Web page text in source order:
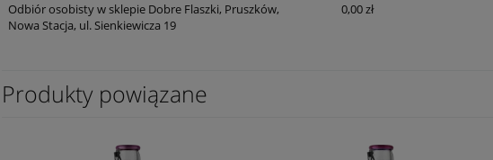
49,90 zł
dostępności
Odbiór osobisty w sklepie Dobre Flaszki, Pruszków,
Nowa Stacja, ul. Sienkiewicza 19
0,00 zł
Produkty powiązane